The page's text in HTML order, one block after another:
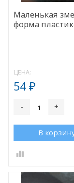
Маленькая
форма
ЦЕНА:
54₽
- +
В